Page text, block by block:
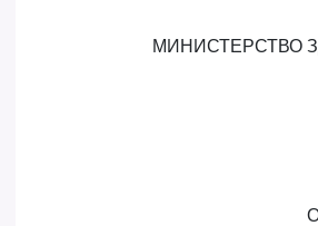
МИНИСТЕРСТВО